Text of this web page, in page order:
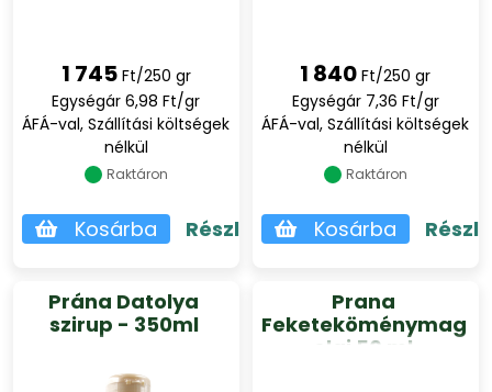
1 745 Ft/250 gr
Egységár 6,98 Ft/gr
ÁFÁ-val, Szállítási költségek
nélkül
Raktáron
Kosárba Részletek
1 840 Ft/250 gr
Egységár 7,36 Ft/gr
ÁFÁ-val, Szállítási költségek
nélkül
Raktáron
Kosárba
Prána Datolya
szirup - 350ml
Prana
Feketeköménymag
olaj 50 ml